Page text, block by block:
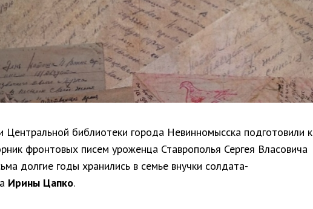
Центральной библиотеки города Невинномысска подготовили к
фронтовых писем уроженца Ставрополья Сергея Власовича
долгие годы хранились в семье внучки солдата-
Ирины Цапко.